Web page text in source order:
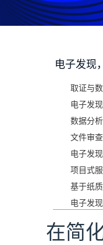
电子发现
取证与
电子发
数据分
文件审
电子发
项目式
基于纸
电子发
在简